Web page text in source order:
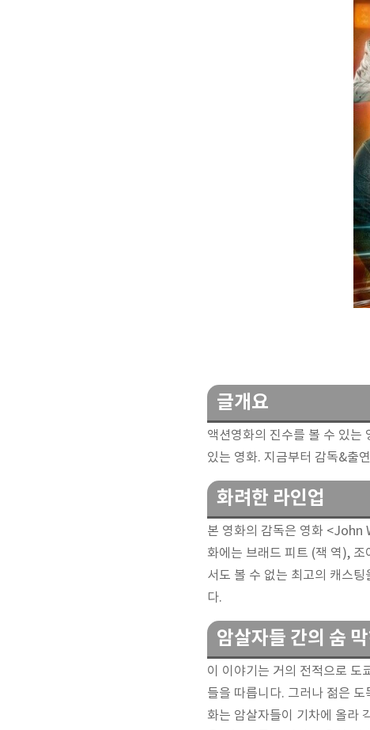
글개요
액션영화의 진수를 볼 수 있는
있는 영화. 지금부터 감독&출
화려한 라인업
본 영화의 감독은 영화
화에는 브래드 피트 (잭 역),
서도 볼 수 없는 최고의 캐스
다.
암살자들 간의 숨
이 이야기는 거의 전적으로 도
들을 따릅니다. 그러나 젊은
화는 암살자들이 기차에 올라